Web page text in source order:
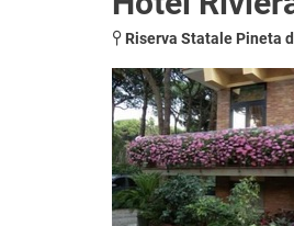
Riserva Statale Pineta